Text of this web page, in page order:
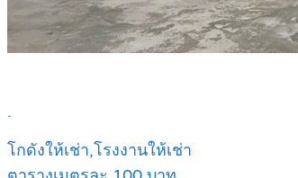
.
โกดังให้เช่า,โรงงานให้เช่า